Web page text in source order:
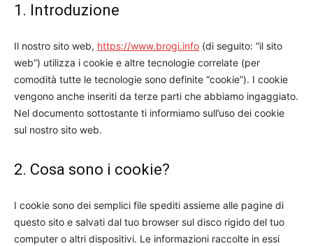
1. Introduzione
Il nostro sito web, https://www.brogi.info (di seguito: “il sito
web”) utilizza i cookie e altre tecnologie correlate (per
comodità tutte le tecnologie sono definite “cookie”). I cookie
vengono anche inseriti da terze parti che abbiamo ingaggiato.
Nel documento sottostante ti informiamo sull’uso dei cookie
sul nostro sito web.
2. Cosa sono i cookie?
I cookie sono dei semplici file spediti assieme alle pagine di
questo sito e salvati dal tuo browser sul disco rigido del tuo
computer o altri dispositivi. Le informazioni raccolte in essi